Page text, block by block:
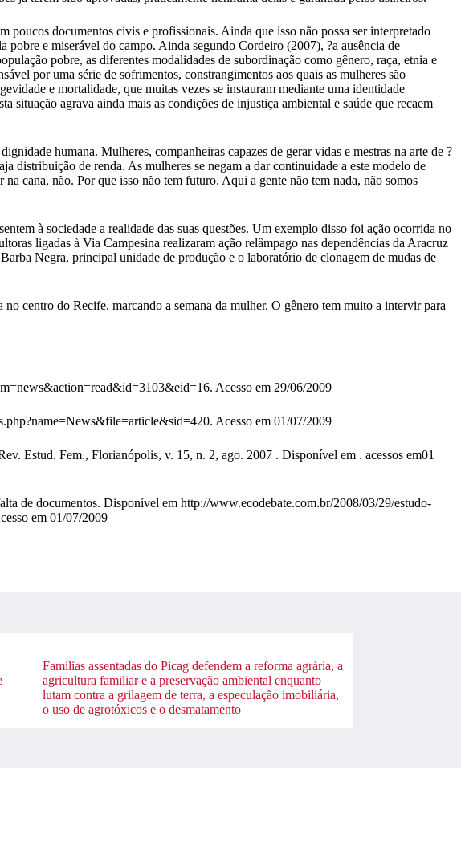
poucos documentos civis e profissionais. Ainda que isso não possa ser interpretado
e miserável do campo. Ainda segundo Cordeiro (2007), ?a ausência de
pobre, as diferentes modalidades de subordinação como gênero, raça, etnia e
por uma série de sofrimentos, constrangimentos aos quais as mulheres são
e mortalidade, que muitas vezes se instauram mediante uma identidade
situação agrava ainda mais as condições de injustiça ambiental e saúde que recaem
humana. Mulheres, companheiras capazes de gerar vidas e mestras na arte de ?
distribuição de renda. As mulheres se negam a dar continuidade a este modelo de
cana, não. Por que isso não tem futuro. Aqui a gente não tem nada, não somos
à sociedade a realidade das suas questões. Um exemplo disso foi ação ocorrida no
ligadas à Via Campesina realizaram ação relâmpago nas dependências da Aracruz
Negra, principal unidade de produção e o laboratório de clonagem de mudas de
centro do Recife, marcando a semana da mulher. O gênero tem muito a intervir para
Acesso em 29/06/2009
Acesso em 01/07/2009
Estud. Fem., Florianópolis, v. 15, n. 2, ago. 2007 . Disponível em . acessos em01
de documentos. Disponível em http://www.ecodebate.com.br/2008/03/29/estudo-
em 01/07/2009
Famílias assentadas do Picag defendem a reforma agrária, a
agricultura familiar e a preservação ambiental enquanto
lutam contra a grilagem de terra, a especulação imobiliária,
o uso de agrotóxicos e o desmatamento